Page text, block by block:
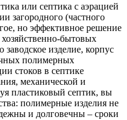
или септика с аэрацией
загородного (частного
но эффективное решение
бытовых
изделие, корпус
полимерных
стоков в септике
механической и
пластиковый септик, вы
полимерные изделия не
и долговечны – сроки